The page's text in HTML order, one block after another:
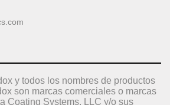
y todos los nombres de productos
son marcas comerciales o marcas
Coating Systems, LLC y/o sus